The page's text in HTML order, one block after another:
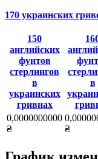
170 украинских
150
английских
фунтов
стерлингов
в
украинских
гривнах
в
0,0000000000
₴
₴